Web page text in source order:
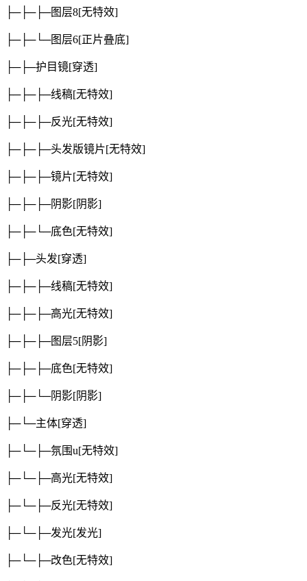
├─├─├─图层8[无特效]
├─├─└─图层6[正片叠底]
├─├─护目镜[穿透]
├─├─├─线稿[无特效]
├─├─├─反光[无特效]
├─├─├─头发版镜片[无特效]
├─├─├─镜片[无特效]
├─├─├─阴影[阴影]
├─├─└─底色[无特效]
├─├─头发[穿透]
├─├─├─线稿[无特效]
├─├─├─高光[无特效]
├─├─├─图层5[阴影]
├─├─├─底色[无特效]
├─├─└─阴影[阴影]
├─└─主体[穿透]
├─└─├─氛围u[无特效]
├─└─├─高光[无特效]
├─└─├─反光[无特效]
├─└─├─发光[发光]
├─└─├─改色[无特效]